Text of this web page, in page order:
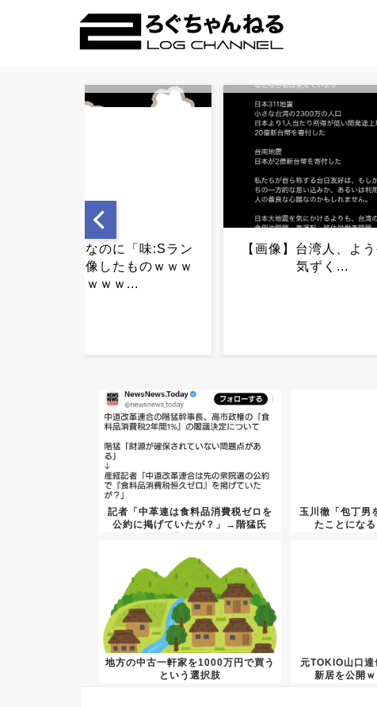
被災地・熊本、泥酔
報が止まらず県警が
【画像】台湾人、ようやく
気ずく...
記者「中革連は食料品消費税ゼロを
公約に掲げていたが？」→階猛氏
玉川徹「包丁男
たことにな
地方の中古一軒家を1000万円で買う
という選択肢
元TOKIO山口
新居を公開